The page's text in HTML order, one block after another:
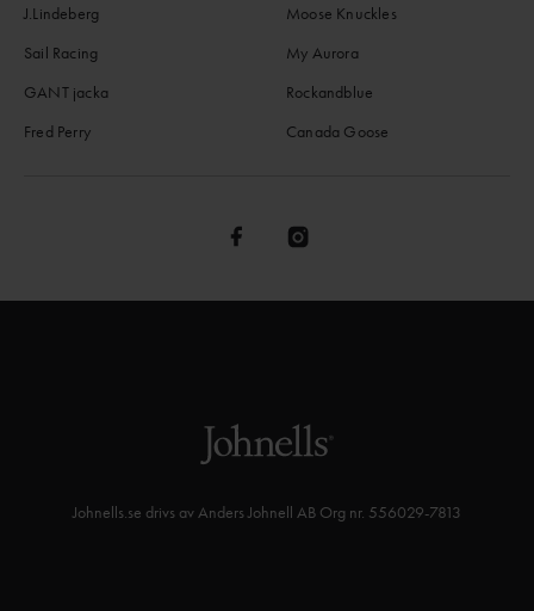
J.Lindeberg
Sail Racing
GANT jacka
Fred Perry
Moose Knuckles
My Aurora
Rockandblue
Canada Goose
Johnells.se drivs av Anders Johnell AB Org nr. 556029-7813